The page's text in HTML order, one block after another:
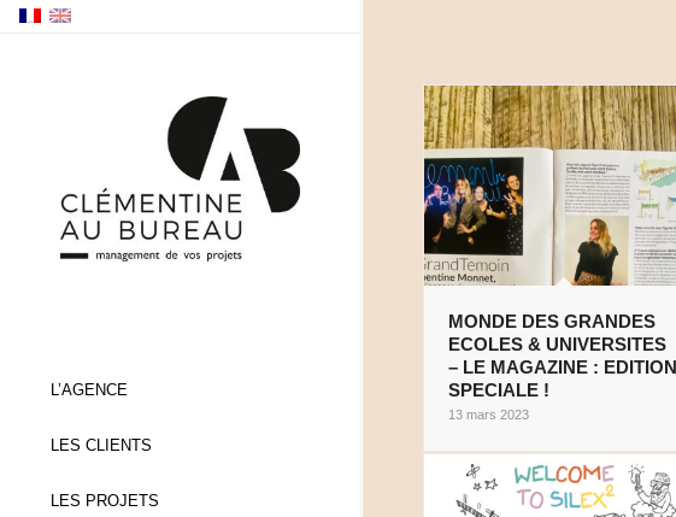
L’AGENCE
LES CLIENTS
LES PROJETS
MONDE DES GRANDES
ECOLES & UNIVERSITES
– LE MAGAZINE : EDITION
SPECIALE !
13 mars 2023